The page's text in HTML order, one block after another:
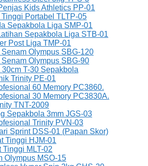
Kids Athletics PP-01
Portabel TLTP-05
Sepakbola Liga SMP-01
Sepakbola Liga STB-01
Post Liga TMP-01
Olympus SBG-120
Olympus SBG-90
T-30 Sepakbola
Trinity PE-01
60 Memory PC3860.
30 Memory PC3830A.
TNT-2009
Sepakbola 3mm JGS-03
Trinity PVN-03
Sprint DSS-01 (Papan Skor)
Tinggi HJM-01
Tinggi MLT-02
Olympus MSO-15